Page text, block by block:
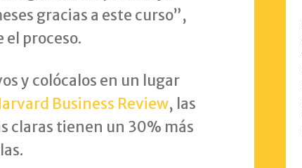
gracias a este curso”,
proceso.
y colócalos en un lugar
Business Review, las
claras tienen un 30% más